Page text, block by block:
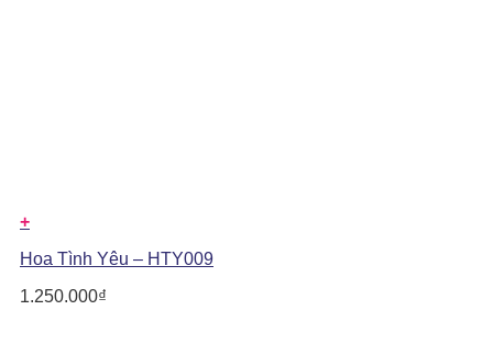
+
Hoa Tình Yêu – HTY009
1.250.000₫